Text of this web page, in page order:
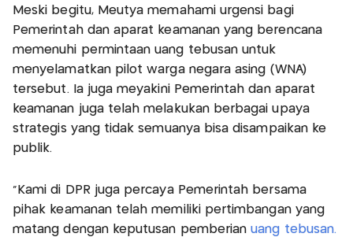
Meski begitu, Meutya memahami urgensi bagi
Pemerintah dan aparat keamanan yang berencana
memenuhi permintaan uang tebusan untuk
menyelamatkan pilot warga negara asing (WNA)
tersebut. Ia juga meyakini Pemerintah dan aparat
keamanan juga telah melakukan berbagai upaya
strategis yang tidak semuanya bisa disampaikan ke
publik.
"Kami di DPR juga percaya Pemerintah bersama
pihak keamanan telah memiliki pertimbangan yang
matang dengan keputusan pemberianuang tebusan.